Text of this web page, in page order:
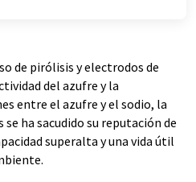
de pirólisis y electrodos de
del azufre y la
entre el azufre y el sodio, la
ha sacudido su reputación de
superalta y una vida útil